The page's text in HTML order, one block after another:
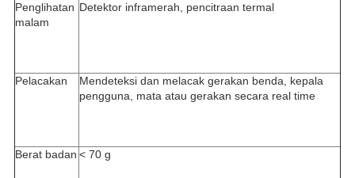
Penglihatan
malam
Detektor inframerah, pencitraan termal
Pelacakan
Mendeteksi dan melacak gerakan benda, kepala
pengguna, mata atau gerakan secara real time
Berat badan < 70 g